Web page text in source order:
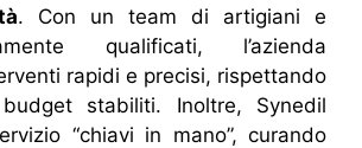
. Con un team di artigiani e
qualificati, l’azienda
rapidi e precisi, rispettando
stabiliti. Inoltre, Synedil
“chiavi in mano”, curando